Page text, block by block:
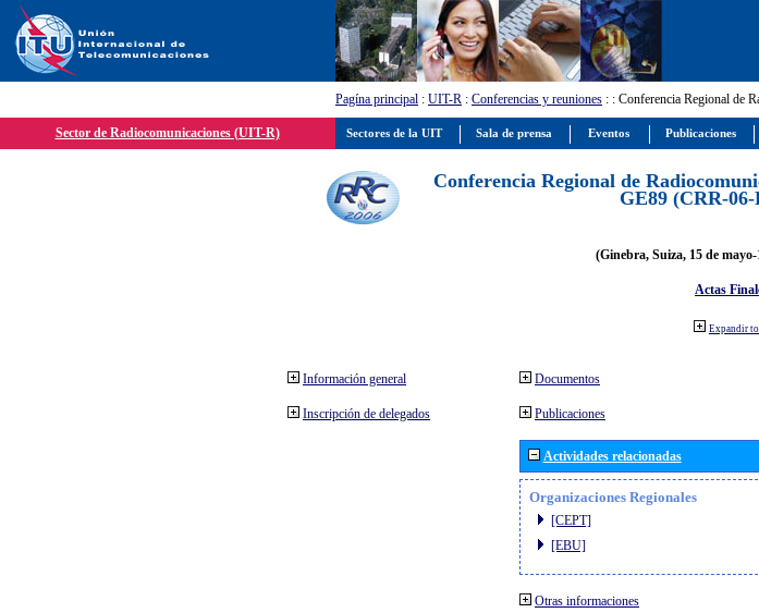
Pagína principal : UIT-R : Conferencias y reuniones : : Conferencia Regional de
Sector de Radiocomunicaciones (UIT-R)
Conferencia Regional de
GE89 (CRR-06-
(Ginebra, Suiza, 15 de
Actas
Expandir
Información general
Inscripción de delegados
Documentos
Publicaciones
Actividades relacionadas
Organizaciones Regionales
[CEPT]
[EBU]
Otras informaciones
Sectores de la UIT Sala de prensa Eventos Publicaciones